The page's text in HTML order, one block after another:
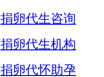
捐卵代生咨询
捐卵代生机构
捐卵代怀助孕